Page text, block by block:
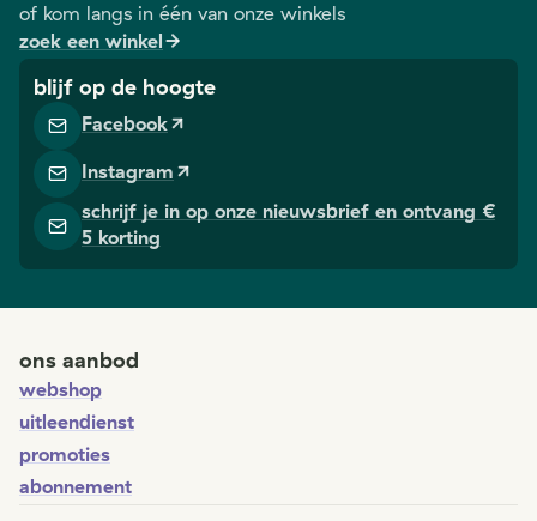
of kom langs in één van onze winkels
zoek een winkel
blijf op de hoogte
Facebook
Instagram
schrijf je in op onze nieuwsbrief en ontvang €
5 korting
ons aanbod
webshop
uitleendienst
promoties
abonnement